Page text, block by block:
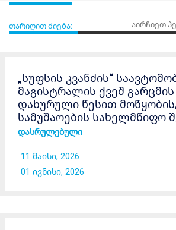
თარიღით ძიება:
„სუფსის კვანძის“
მაგისტრალის ქვეშ
დახურული წესით
სამუშაოების სახელმწიფო
დასრულებული
11 მაისი, 2026
01 ივნისი, 2026